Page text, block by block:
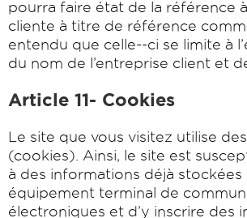
pourra faire état de la référence
cliente à titre de référence
entendu que celle-­‐ci se limite à
du nom de l’entreprise client et
Article 11- Cookies
Le site que vous visitez utilise
(cookies). Ainsi, le site est
à des informations déjà stockées
équipement terminal de
électroniques et d’y inscrire des